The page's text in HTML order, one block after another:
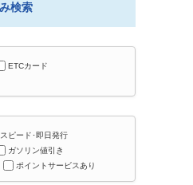
検索
ETCカード
スピード･即日発行
ガソリン値引き
ポイントサービスあり